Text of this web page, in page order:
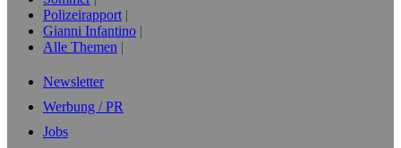
Polizeirapport
Gianni Infantino
Alle Themen
Newsletter
Werbung / PR
Jobs